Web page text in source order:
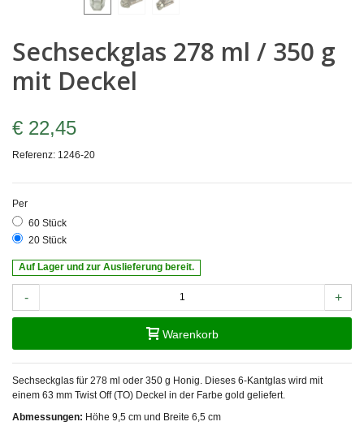
Sechseckglas 278 ml / 350 g
mit Deckel
€ 22,45
Referenz: 1246-20
Per
60 Stück
20 Stück
Auf Lager und zur Auslieferung bereit.
- +
Warenkorb
Sechseckglas für 278 ml oder 350 g Honig. Dieses 6-Kantglas wird mit
einem 63 mm Twist Off (TO) Deckel in der Farbe gold geliefert.
Abmessungen: Höhe 9,5 cm und Breite 6,5 cm